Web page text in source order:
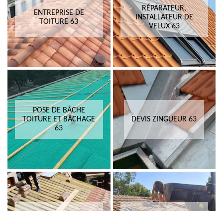
ENTREPRISE DE
TOITURE 63
RÉPARATEUR,
INSTALLATEUR DE
VELUX 63
POSE DE BÂCHE
TOITURE ET BÂCHAGE
63
DEVIS ZINGUEUR 63